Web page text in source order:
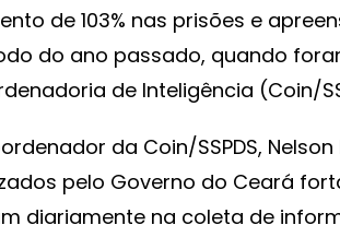
de 103% nas prisões e
do ano passado, quando
de Inteligência (Coin/
da Coin/SSPDS,
pelo Governo do Ceará
diariamente na coleta de